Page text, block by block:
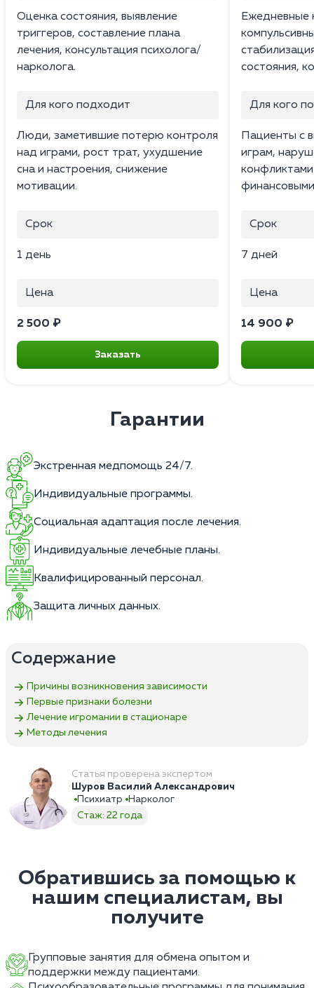
Оценка состояния, выявление
триггеров, составление плана
лечения, консультация психолога/
нарколога.
Для кого подходит
Люди, заметившие потерю контроля
над играми, рост трат, ухудшение
сна и настроения, снижение
мотивации.
Срок
1 день
Цена
2 500 ₽
Заказать
Ежедневные
состояния,
Для кого
Пациенты с
играм,
Срок
7 дней
Цена
14 900 ₽
Гарантии
Экстренная медпомощь 24/7.
Индивидуальные программы.
Социальная адаптация после лечения.
Индивидуальные лечебные планы.
Квалифицированный персонал.
Защита личных данных.
Содержание
Причины возникновения зависимости
Первые признаки болезни
Лечение игромании в стационаре
Методы лечения
Статья проверена экспертом
Шуров Василий Александрович
Психиатр
Нарколог
Стаж: 22 года
Обратившись за помощью к
нашим специалистам, вы
получите
Групповые занятия для обмена опытом и
поддержки между пациентами.